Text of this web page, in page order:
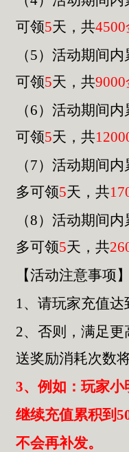
可领5天，共4500
（5）活动期间
可领5天，共9000
（6）活动期间
可领5天，共120
（7）活动期间
多可领5天，共
（8）活动期间
多可领5天，共
【活动注意事项
1、请玩家充值
2、否则，满足
送奖励消耗次数
3、例如：玩家
继续充值累积到
不会再补发。